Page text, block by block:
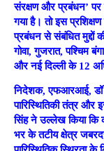
संरक्षण और प्रबंधन’ पर
गया है। तो इस
प्रबंधन से संबंधित मुद्दों
गोवा, गुजरात, पश्चिम
और नई दिल्ली के 12
निदेशक, एफआरआई, डॉ
पारिस्थितिकी तंत्र और
सिंह ने उल्लेख किया कि
भर के तटीय क्षेत्र